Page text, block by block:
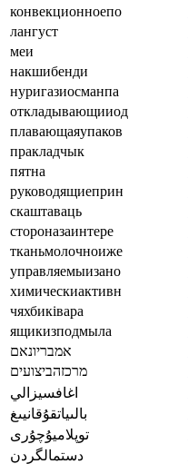
конвекционноепо
лангуст
меи
накшибенди
нуригазиосманпа
откладывающииод
плавающаяупаков
пракладчык
пятна
руководящиеприн
скаштаваць
стороназаинтере
тканьмолочноиже
управляемыизано
химическиактивн
чяхбиківара
ящикизподмыла
אמבריונאם
מרכזהביצועים
اغافسيزالي
بالىياتقۇقانيىغ
توپلاميۇچۇرى
دستمالگردن